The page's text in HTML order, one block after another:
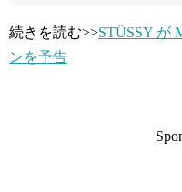
続きを読む>>STÜSSY が
ンを予告